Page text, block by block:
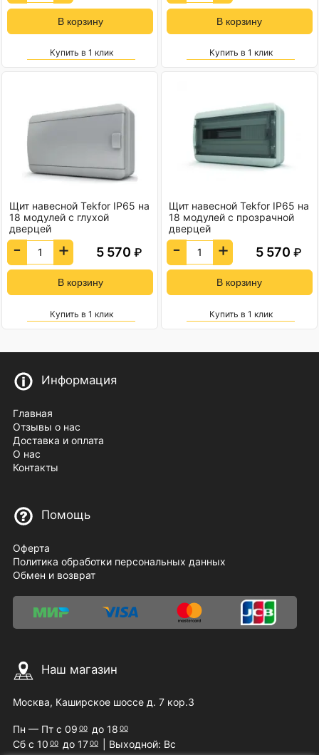
Купить в 1 клик Купить в 1 клик
Щит навесной Tekfor IP65 на
18 модулей с глухой
дверцей
- + 5 570 ₽
Купить в 1 клик
Щит навесной Tekfor IP65 на
18 модулей с прозрачной
дверцей
- + 5 570 ₽
Купить в 1 клик
Информация
Главная
Отзывы о нас
Доставка и оплата
О нас
Контакты
Помощь
Оферта
Политика обработки персональных данных
Обмен и возврат
Наш магазин
Москва, Каширское шоссе д. 7 кор.3
Пн — Пт с 09 00 до 18 00
Сб с 10 00 до 1700 | Выходной: Вс